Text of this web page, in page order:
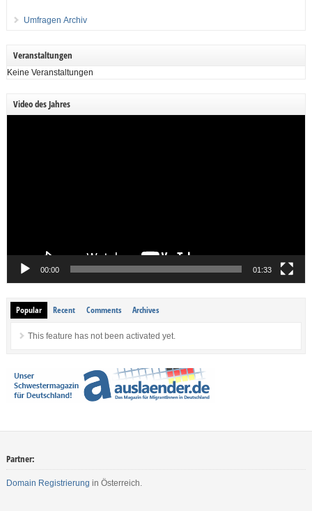
Umfragen Archiv
Veranstaltungen
Keine Veranstaltungen
Video des Jahres
00:00 01:33
Popular Recent Comments Archives
This feature has not been activated yet.
Partner:
Domain Registrierung in Österreich.